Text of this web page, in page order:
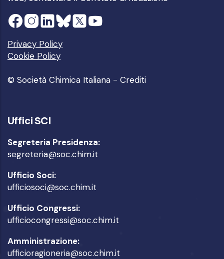
Privacy Policy
Cookie Policy
© Società Chimica Italiana - Crediti
Uffici SCI
Segreteria Presidenza:
segreteria@soc.chim.it
Ufficio Soci:
ufficiosoci@soc.chim.it
Ufficio Congressi:
ufficiocongressi@soc.chim.it
Amministrazione:
ufficioragioneria@soc.chim.it